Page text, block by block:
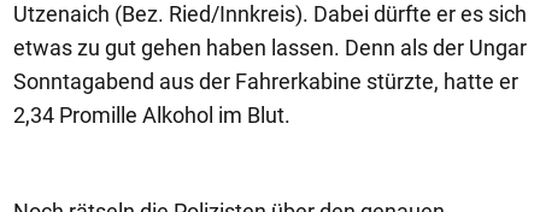
Utzenaich (Bez. Ried/Innkreis). Dabei dürfte er es sich
etwas zu gut gehen haben lassen. Denn als der Ungar
Sonntagabend aus der Fahrerkabine stürzte, hatte er
2,34 Promille Alkohol im Blut.